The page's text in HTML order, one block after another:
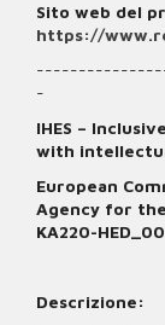
Sito web del
https://
-
IHES –
with
European
Agency for the
KA220-
Descrizione: